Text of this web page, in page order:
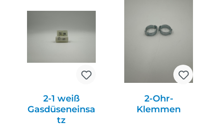
2-1 weiß
Gasdüseneinsa
tz
2-Ohr-
Klemmen